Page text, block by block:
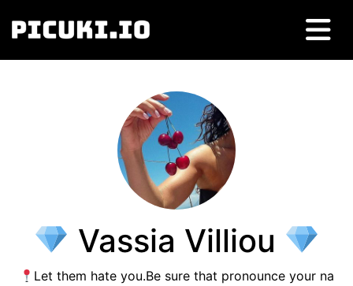
Vassia Villiou
Let them hate you.Be sure that pronounce your na